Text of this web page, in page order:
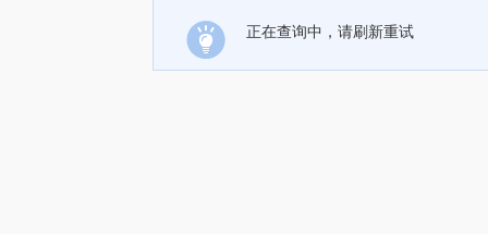
正在查询中，请刷新重试